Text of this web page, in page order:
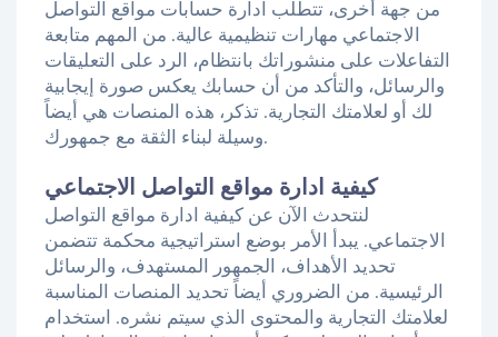
من جهة أخرى، تتطلب ادارة حسابات مواقع التواصل
الاجتماعي مهارات تنظيمية عالية. من المهم متابعة
التفاعلات على منشوراتك بانتظام، الرد على التعليقات
والرسائل، والتأكد من أن حسابك يعكس صورة إيجابية
لك أو لعلامتك التجارية. تذكر، هذه المنصات هي أيضاً
وسيلة لبناء الثقة مع جمهورك.
كيفية ادارة مواقع التواصل الاجتماعي
لنتحدث الآن عن كيفية ادارة مواقع التواصل
الاجتماعي. يبدأ الأمر بوضع استراتيجية محكمة تتضمن
تحديد الأهداف، الجمهور المستهدف، والرسائل
الرئيسية. من الضروري أيضاً تحديد المنصات المناسبة
لعلامتك التجارية والمحتوى الذي سيتم نشره. استخدام